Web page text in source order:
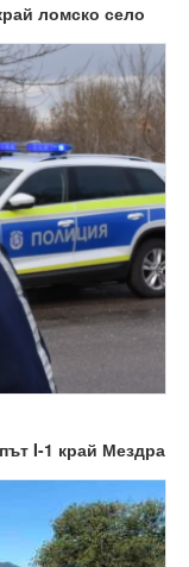
ломско село
I-1 край Мездра